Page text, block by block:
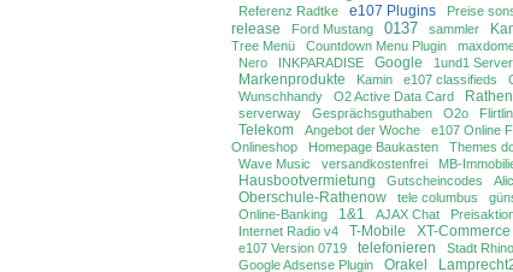
Referenz Radtke
e107 Plugins Preise
release
Ford Mustang 0137 sammler
Tree Menü
Countdown Menu Plugin
Nero INKPARADISE Google 1und1 Server
Markenprodukte
Kamin e107 classifieds
Wunschhandy O2 Active Data Card
serverway Gesprächsguthaben O2o
Telekom Angebot der Woche e107 Online
Onlineshop
Homepage Baukasten Themes
Wave Music versandkostenfrei MB-
Hausbootvermietung Gutscheincodes
Oberschule-Rathenow tele columbus
Online-Banking
1&1 AJAX Chat
Internet Radio v4 T-Mobile XT-Commerce
e107 Version 0719 telefonieren Stadt
Google Adsense Plugin
Orakel